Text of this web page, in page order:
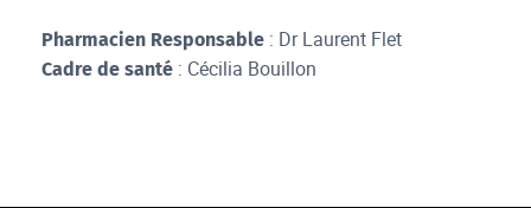
Pharmacien Responsable : Dr Laurent Flet
Cadre de santé : Cécilia Bouillon